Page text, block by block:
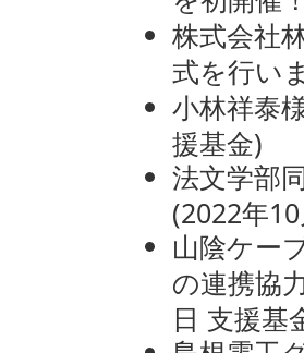
株式会社
式を行い
小林祥泰
援基金)
法文学部
(2022年
山陰ケー
の連携協
日 支援基